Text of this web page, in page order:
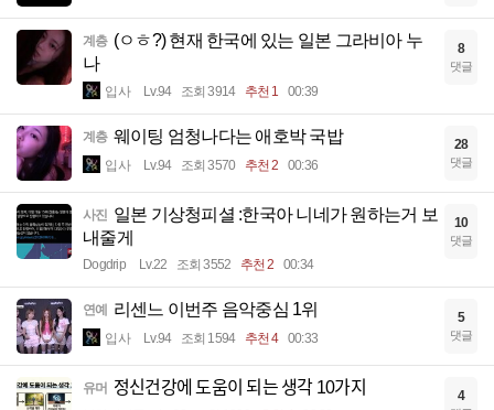
계층 (ㅇㅎ?) 현재 한국에 있는 일본 그라비아 누
나
입사 Lv.94 조회 3914 추천 1 00:39
8
댓글
계층 웨이팅 엄청나다는 애호박 국밥
입사 Lv.94 조회 3570 추천 2 00:36
28
댓글
사진 일본 기상청피셜 :한국아 니네가 원하는거 보
내줄게
Dogdrip Lv.22 조회 3552 추천 2 00:34
10
댓글
연예 리센느 이번주 음악중심 1위
입사 Lv.94 조회 1594 추천 4 00:33
5
댓글
유머 정신건강에 도움이 되는 생각 10가지 4